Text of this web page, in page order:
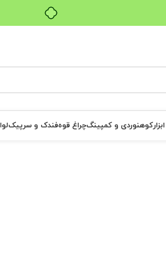
کوهنوردی و کمپینگچراغ قوهفندک و سرپیک